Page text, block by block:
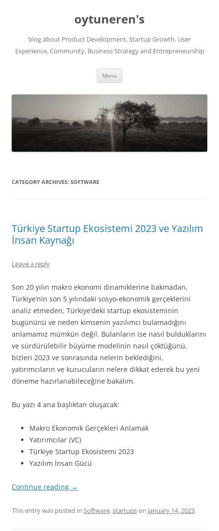
oytuneren's
blog about Product Development, Startup Growth, User
Experience, Community, Business Strategy and Entrepreneurship
Menu
CATEGORY ARCHIVES: SOFTWARE
Türkiye Startup Ekosistemi 2023 ve Yazılım
İnsan Kaynağı
Leave a reply
Son 20 yılın makro ekonomi dinamiklerine bakmadan,
Türkiye’nin son 5 yılındaki sosyo-ekonomik gerçeklerini
analiz etmeden, Türkiye’deki startup ekosisteminin
bugününü ve neden kimsenin yazılımcı bulamadığını
anlamamız mümkün değil. Bulanların ise nasıl bulduklarını
ve sürdürülebilir büyüme modelinin nasıl çöktüğünü,
bizleri 2023 ve sonrasında nelerin beklediğini,
yatırımcıların ve kurucuların nelere dikkat ederek bu yeni
döneme hazırlanabileceğine bakalım.
Bu yazı 4 ana başlıktan oluşacak:
Makro Ekonomik Gerçekleri Anlamak
Yatırımcılar (VC)
Türkiye Startup Ekosistemi 2023
Yazılım İnsan Gücü
Continue reading →
This entry was posted in Software,startupson January 14, 2023.